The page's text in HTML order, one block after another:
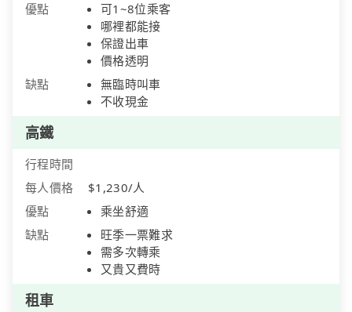
優點
可1~8位乘客
哪裡都能接
保證出車
價格透明
缺點
無臨時叫車
不收現金
高鐵
行程時間
每人價格
$1,230/人
優點
乘坐舒適
缺點
旺季一票難求
需多次轉乘
又貴又費時
租車